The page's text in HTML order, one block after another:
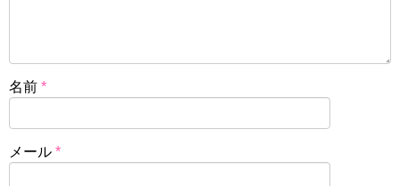
名前 *
メール *